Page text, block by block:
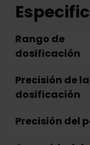
Rango de
dosificación
Precisión de la
dosificación
Precisión del